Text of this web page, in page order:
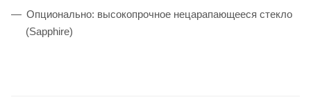
Опционально: высокопрочное нецарапающееся стекло
(Sapphire)